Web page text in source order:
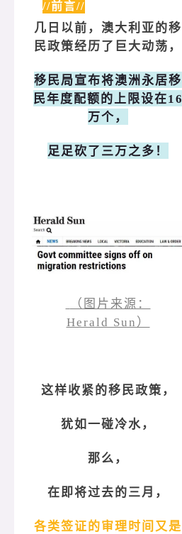
//前言//
几日以前，澳大利亚的移
民政策经历了巨大动荡，
移民局宣布将澳洲永居移
民年度配额的上限设在16
万个，
足足砍了三万之多！
（图片来源：
Herald Sun）
这样收紧的移民政策，
犹如一碰冷水，
那么，
在即将过去的三月，
各类签证的审理时间又是